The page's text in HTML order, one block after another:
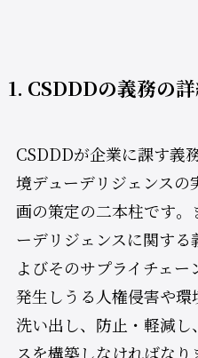
1. CSDDDの義務の
CSDDDが企業に課す義
境デューデリジェンス
画の策定の二本柱です​
ーデリジェンスに関す
よびそのサプライチェ
発生しうる人権侵害や
洗い出し、防止・軽減
スを構築しなければな